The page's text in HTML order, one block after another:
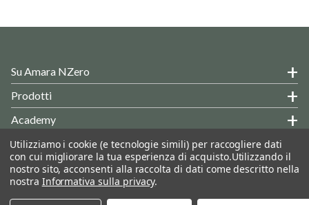
Su Amara NZero
Prodotti
Academy
Hai Delle Domande?
Informazioni Generali
Utilizziamo i cookie (e tecnologie simili) per raccogliere dati
con cui migliorare la tua esperienza di acquisto.Utilizzando il
nostro sito, acconsenti alla raccolta di dati come descritto nella
nostra Informativa sulla privacy.